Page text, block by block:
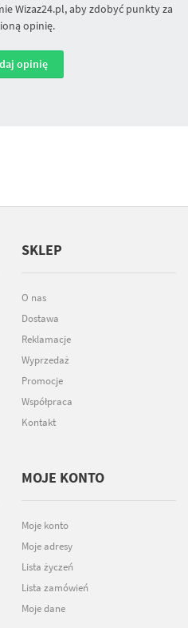
Wizaz24.pl, aby zdobyć punkty za
opinię.
opinię
SKLEP
O nas
Dostawa
Reklamacje
Wyprzedaż
Promocje
Współpraca
Kontakt
MOJE KONTO
Moje konto
Moje adresy
Lista życzeń
Lista zamówień
Moje dane